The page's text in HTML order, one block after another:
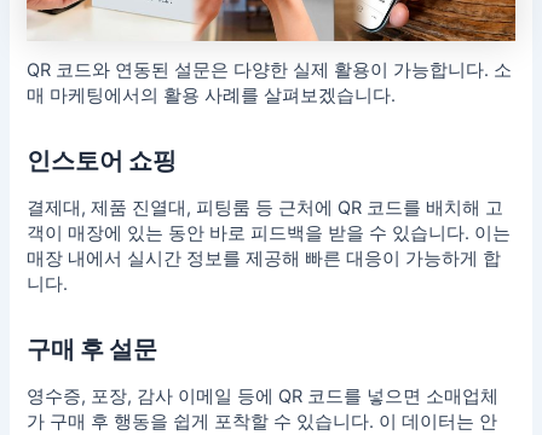
QR 코드와 연동된 설문은 다양한 실제 활용이 가능합니다. 소
매 마케팅에서의 활용 사례를 살펴보겠습니다.
인스토어 쇼핑
결제대, 제품 진열대, 피팅룸 등 근처에 QR 코드를 배치해 고
객이 매장에 있는 동안 바로 피드백을 받을 수 있습니다. 이는
매장 내에서 실시간 정보를 제공해 빠른 대응이 가능하게 합
니다.
구매 후 설문
영수증, 포장, 감사 이메일 등에 QR 코드를 넣으면 소매업체
가 구매 후 행동을 쉽게 포착할 수 있습니다. 이 데이터는 안